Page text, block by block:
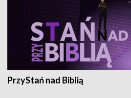
PrzyStań nad Biblią